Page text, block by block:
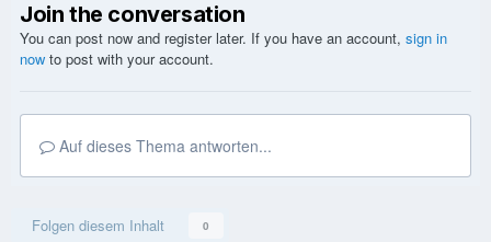
Join the conversation
You can post now and register later. If you have an account, sign in
now to post with your account.
Auf dieses Thema antworten...
Folgen diesem Inhalt 0